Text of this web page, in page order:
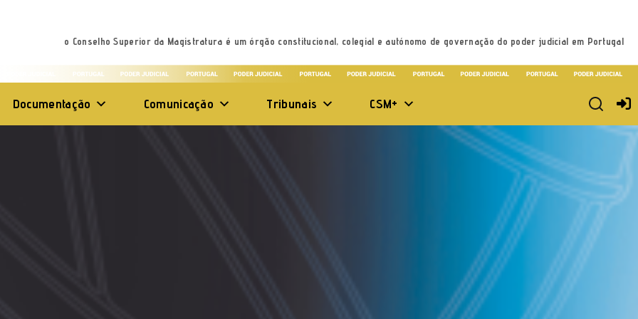
o Conselho Superior da Magistratura é um órgão constitucional, colegial e autónomo de governação do poder judicial em Portugal
Documentação Comunicação Tribunais CSM+